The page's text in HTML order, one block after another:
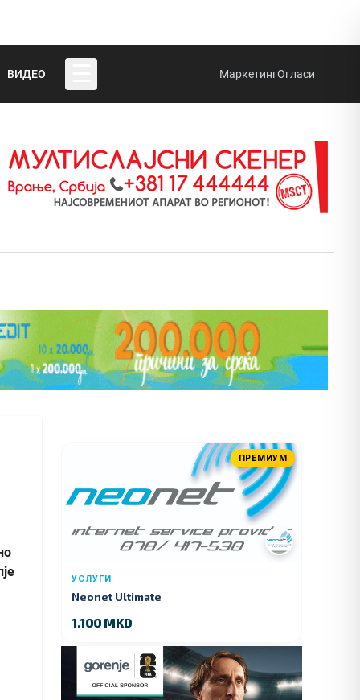
ВИДЕО МаркетингОгласи
ПРЕМИУМ
УСЛУГИ
Neonet Ultimate
1.100 MKD